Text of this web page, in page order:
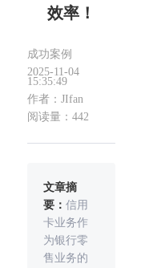
效率！
成功案例
2025-11-04
15:35:49
作者：JIfan
阅读量：442
文章摘
要：信用
卡业务作
为银行零
售业务的